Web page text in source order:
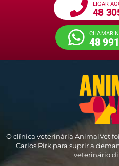
LIGAR
48
CHAMAR
48
O clínica veterinária AnimalVet
Carlos Pirk para suprir a
veterinário